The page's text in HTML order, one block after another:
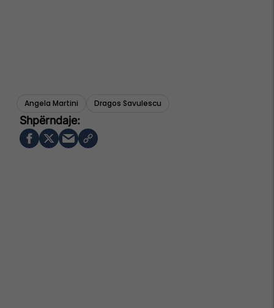
Angela Martini Dragos Savulescu